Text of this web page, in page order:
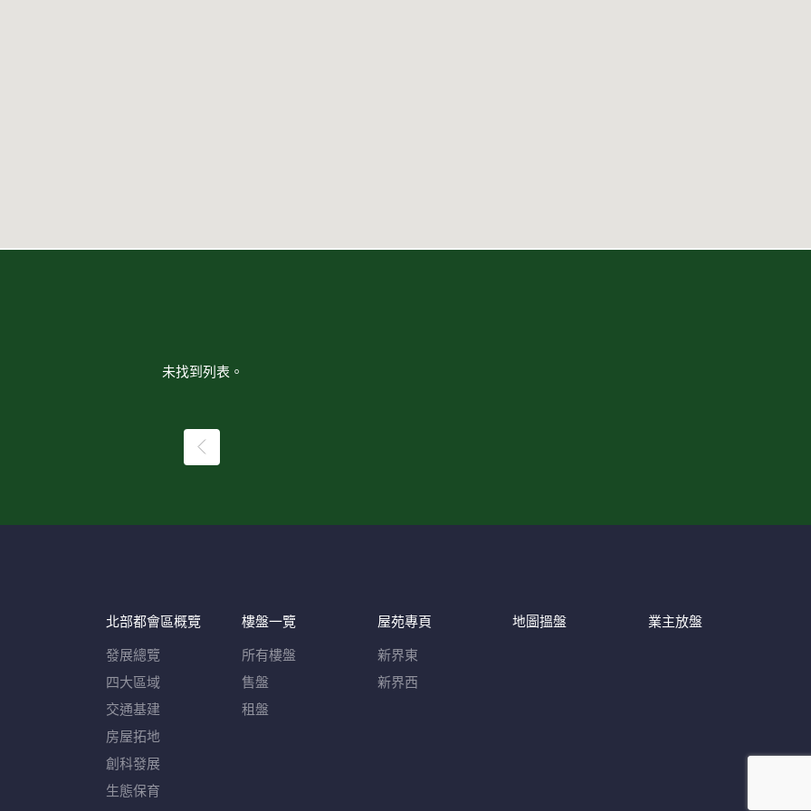
未找到列表。
北部都會區概覽​
發展總覽
四大區域
交通基建
房屋拓地
創科發展
生態保育
樓盤一覽
所有樓盤
售盤
租盤
屋苑專頁
新界東
新界西
地圖搵盤 業主放盤